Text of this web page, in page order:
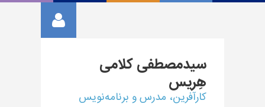
سیدمصطفیکلامی
هِریس
کارآفرین، مدرس و برنامه‌نویس